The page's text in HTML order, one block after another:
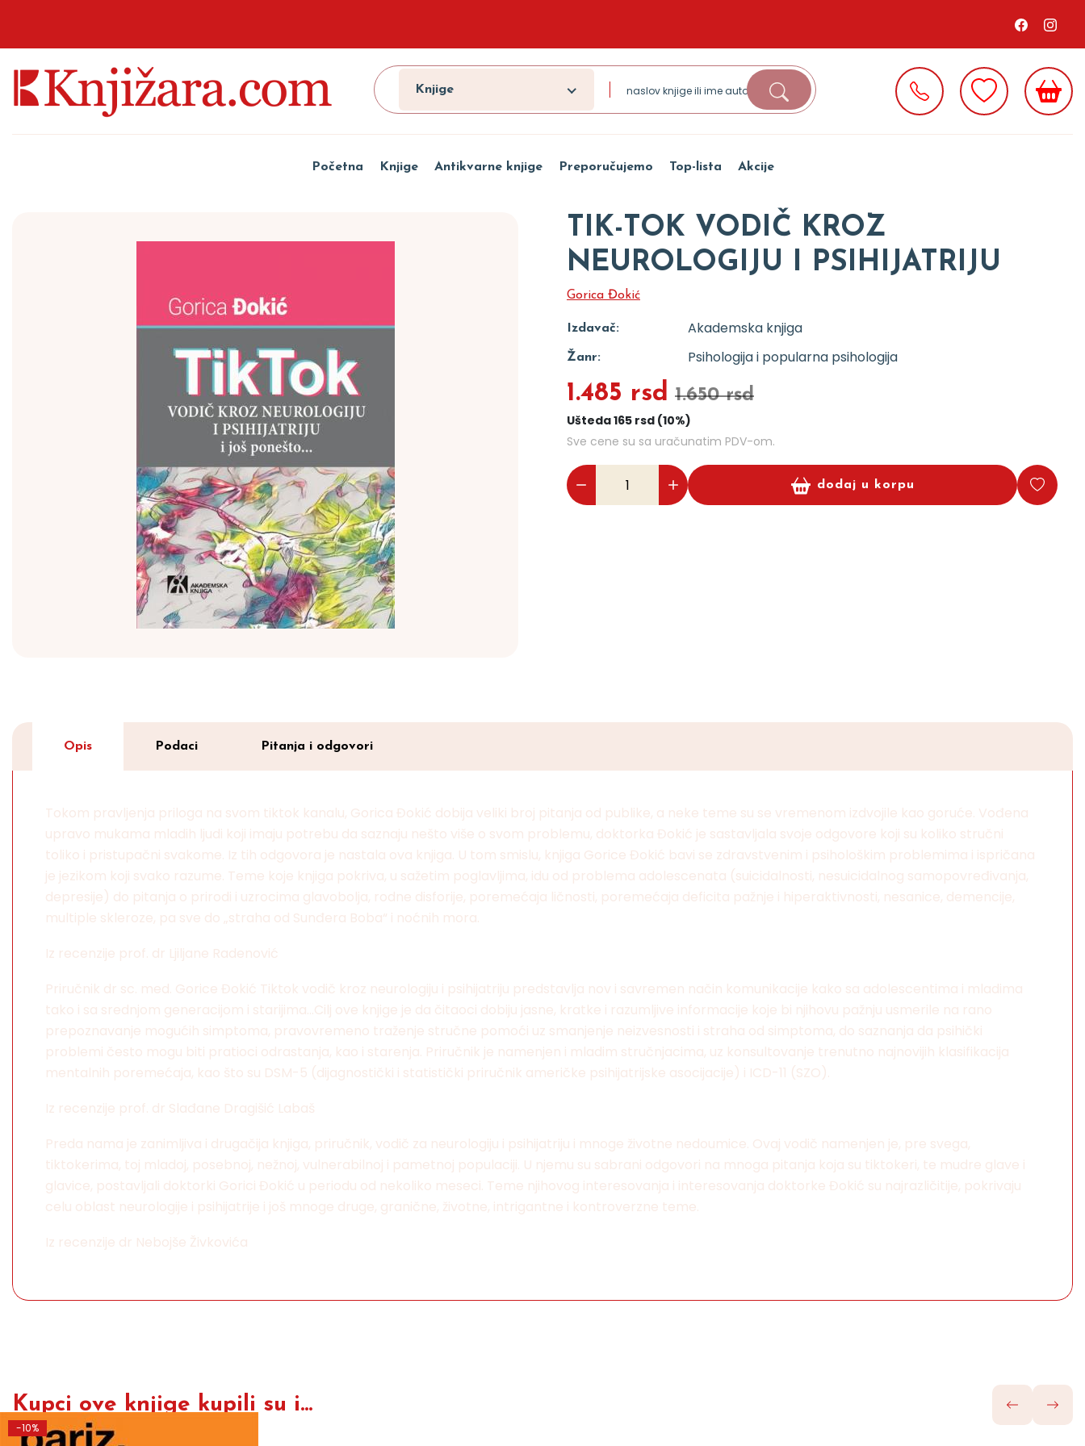
Knjige
Početna Knjige Antikvarne knjige Preporučujemo Top-lista Akcije
TIK-TOK VODIČ KROZ
NEUROLOGIJU I PSIHIJATRIJU
Gorica Đokić
Izdavač: Akademska knjiga
Žanr: Psihologija i popularna psihologija
1.485 rsd 1.650 rsd
Ušteda 165 rsd (10%)
Sve cene su sa uračunatim PDV-om.
dodaj u korpu
Opis Podaci Pitanja i odgovori
Tokom pravljenja priloga na svom tiktok kanalu, Gorica Đokić dobija veliki broj pitanja od publike, a neke teme su se vremenom izdvojile kao goruće. Vođena
upravo mukama mladih ljudi koji imaju potrebu da saznaju nešto više o svom problemu, doktorka Đokić je sastavljala svoje odgovore koji su koliko stručni
toliko i pristupačni svakome. Iz tih odgovora je nastala ova knjiga. U tom smislu, knjiga Gorice Đokić bavi se zdravstvenim i psihološkim problemima i ispričana
je jezikom koji svako razume. Teme koje knjiga pokriva, u sažetim poglavljima, idu od problema adolescenata (suicidalnosti, nesuicidalnog samopovređivanja,
depresije) do pitanja o prirodi i uzrocima glavobolja, rodne disforije, poremećaja ličnosti, poremećaja deficita pažnje i hiperaktivnosti, nesanice, demencije,
multiple skleroze, pa sve do „straha od Sunđera Boba“ i noćnih mora.
Iz recenzije prof. dr Ljiljane Radenović
Priručnik dr sc. med. Gorice Đokić Tiktok vodič kroz neurologiju i psihijatriju predstavlja nov i savremen način komunikacije kako sa adolescentima i mladima
tako i sa srednjom generacijom i starijima…Cilj ove knjige je da čitaoci dobiju jasne, kratke i razumljive informacije koje bi njihovu pažnju usmerile na rano
prepoznavanje mogućih simptoma, pravovremeno traženje stručne pomoći uz smanjenje neizvesnosti i straha od simptoma, do saznanja da psihički
problemi često mogu biti pratioci odrastanja, kao i starenja. Priručnik je namenjen i mladim stručnjacima, uz konsultovanje trenutno najnovijih klasifikacija
mentalnih poremećaja, kao što su DSM-5 (dijagnostički i statistički priručnik američke psihijatrijske asocijacije) i ICD-11 (SZO).
Iz recenzije prof. dr Slađane Dragišić Labaš
Preda nama je zanimljiva i drugačija knjiga, priručnik, vodič za neurologiju i psihijatriju i mnoge životne nedoumice. Ovaj vodič namenjen je, pre svega,
tiktokerima, toj mladoj, posebnoj, nežnoj, vulnerabilnoj i pametnoj populaciji. U njemu su sabrani odgovori na mnoga pitanja koja su tiktokeri, te mudre glave i
glavice, postavljali doktorki Gorici Đokić u periodu od nekoliko meseci. Teme njihovog interesovanja i interesovanja doktorke Đokić su najrazličitije, pokrivaju
celu oblast neurologije i psihijatrije i još mnoge druge, granične, životne, intrigantne i kontroverzne teme.
Iz recenzije dr Nebojše Živkovića
Kupci ove knjige kupili su i...
-10%